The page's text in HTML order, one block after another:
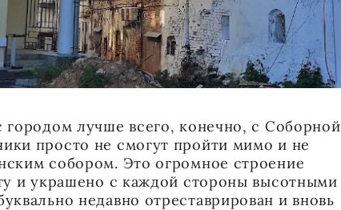
городом лучше всего, конечно, с Соборной
просто не смогут пройти мимо и не
собором. Это огромное строение
и украшено с каждой стороны высотными
недавно отреставрирован и вновь